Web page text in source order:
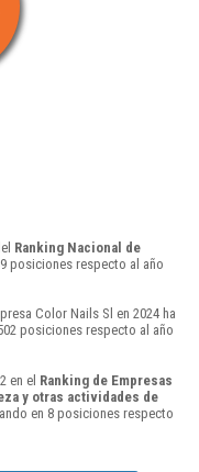
Ranking Nacional de
posiciones respecto al año
Color Nails Sl en 2024 ha
posiciones respecto al año
en el Ranking de Empresas
y otras actividades de
en 8 posiciones respecto